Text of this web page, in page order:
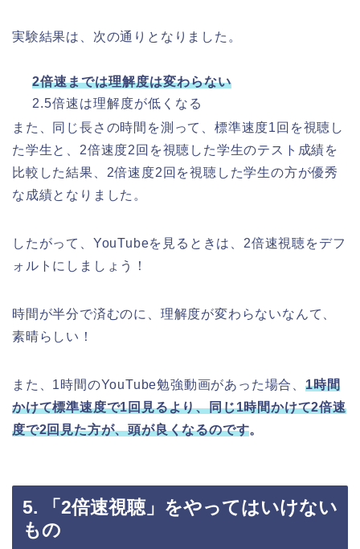
実験結果は、次の通りとなりました。
2倍速までは理解度は変わらない
2.5倍速は理解度が低くなる
また、同じ長さの時間を測って、標準速度1回を視聴し
た学生と、2倍速度2回を視聴した学生のテスト成績を
比較した結果、2倍速度2回を視聴した学生の方が優秀
な成績となりました。
したがって、YouTubeを見るときは、2倍速視聴をデフ
ォルトにしましょう！
時間が半分で済むのに、理解度が変わらないなんて、
素晴らしい！
また、1時間のYouTube勉強動画があった場合、 1時間
かけて標準速度で1回見るより、同じ1時間かけて2倍速
度で2回見た方が、頭が良くなるのです。
5. 「2倍速視聴」をやってはいけない
もの